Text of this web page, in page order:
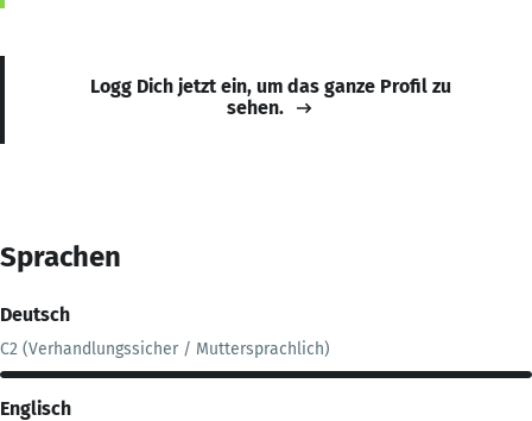
Logg Dich jetzt ein, um das ganze Profil zu
sehen.
Sprachen
Deutsch
C2 (Verhandlungssicher / Muttersprachlich)
Englisch